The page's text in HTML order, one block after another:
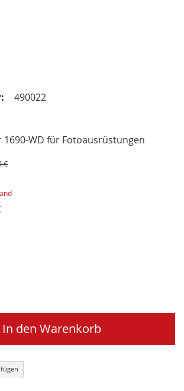
490022
1690-WD für Fotoausrüstungen
€
In den Warenkorb